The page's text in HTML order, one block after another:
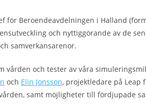
för Beroendeavdelningen i Halland
och nyttiggörande av de
samverkansarenor.
och tester av våra
och Elin Jonsson, projektledare på Leap
samt möjligheter till fördjupade